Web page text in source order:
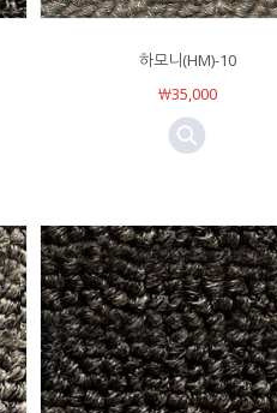
하모니(HM)-10
￦35,000